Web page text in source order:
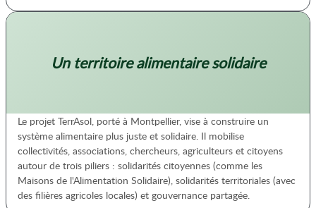
Un territoire alimentaire solidaire
Le projet TerrAsol, porté à Montpellier, vise à construire un
système alimentaire plus juste et solidaire. Il mobilise
collectivités, associations, chercheurs, agriculteurs et citoyens
autour de trois piliers : solidarités citoyennes (comme les
Maisons de l'Alimentation Solidaire), solidarités territoriales (avec
des filières agricoles locales) et gouvernance partagée.